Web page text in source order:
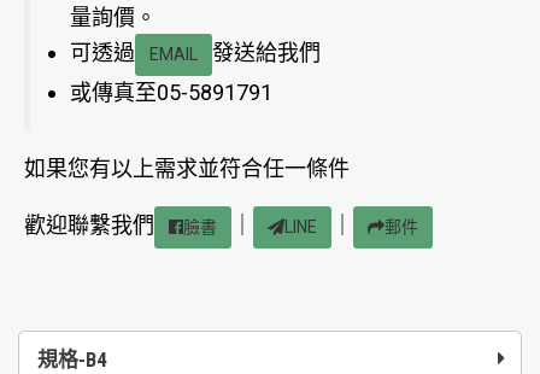
規格-B4
量詢價。
可透過
EMAIL
發送給我們
或傳真至05-5891791
如果您有以上需求並符合任一條件
歡迎聯繫我們 臉書 LINE 郵件